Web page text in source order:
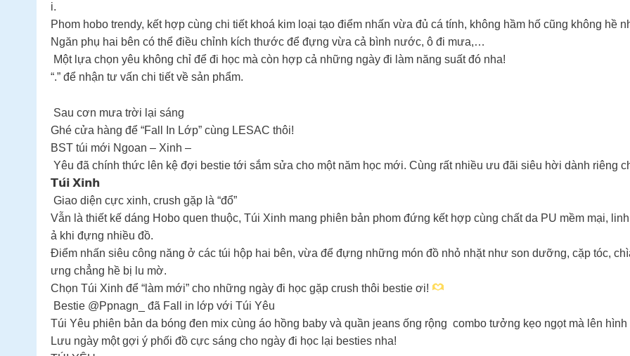
i.
Phom hobo trendy, kết hợp cùng chi tiết khoá kim loại tạo điểm nhấn vừa đủ cá tính, không hầm hố cũng không hề
Ngăn phụ hai bên có thể điều chỉnh kích thước để đựng vừa cả bình nước, ô đi mưa,…
Một lựa chọn yêu không chỉ để đi học mà còn hợp cả những ngày đi làm năng suất đó nha!
“.” để nhận tư vấn chi tiết về sản phẩm.
️ Sau cơn mưa trời lại sáng
Ghé cửa hàng để “Fall In Lớp” cùng LESAC thôi!
BST túi mới Ngoan – Xinh –
Yêu đã chính thức lên kệ đợi bestie tới sắm sửa cho một năm học mới. Cùng rất nhiều ưu đãi siêu hời dành riêng
𝗧𝘂́𝗶 𝗫𝗶𝗻𝗵
Giao diện cực xinh, crush gặp là “đổ”
Vẫn là thiết kế dáng Hobo quen thuộc, Túi Xinh mang phiên bản phom đứng kết hợp cùng chất da PU mềm mại,
ả khi đựng nhiều đồ.
Điểm nhấn siêu công năng ở các túi hộp hai bên, vừa để đựng những món đồ nhỏ nhặt như son dưỡng, cặp tóc,
ưng chẳng hề bị lu mờ.
Chọn Túi Xinh để “làm mới” cho những ngày đi học gặp crush thôi bestie ơi!
Bestie @Ppnagn_ đã Fall in lớp với Túi Yêu
Túi Yêu phiên bản da bóng đen mix cùng áo hồng baby và quần jeans ống rộng combo tưởng kẹo ngọt mà lên
Lưu ngày một gợi ý phối đồ cực sáng cho ngày đi học lại besties nha!